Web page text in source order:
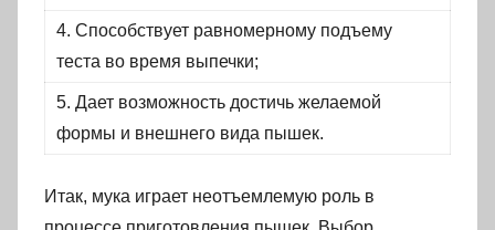
4. Способствует равномерному подъему
теста во время выпечки;
5. Дает возможность достичь желаемой
формы и внешнего вида пышек.
Итак, мука играет неотъемлемую роль в